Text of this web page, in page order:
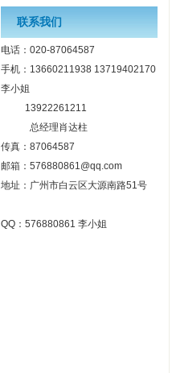
联系我们
电话：020-87064587
手机：13660211938 13719402170
李小姐
13922261211
总经理肖达柱
传真：87064587
邮箱：576880861@qq.com
地址：广州市白云区大源南路51号
QQ：576880861 李小姐